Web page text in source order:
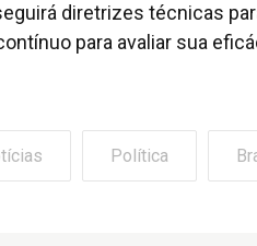
diretrizes técnicas
para avaliar sua
Política